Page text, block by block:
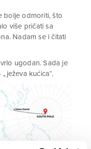
bolje odmoriti, što
više pričati sa
Nadam se i čitati
ugodan. Sada je
kućica“.